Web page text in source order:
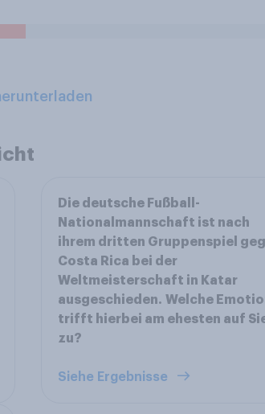
Die deutsche Fußball-
Nationalmannschaft ist nach
ihrem dritten Gruppenspiel
Costa Rica bei der
Weltmeisterschaft in Katar
ausgeschieden. Welche
trifft hierbei am ehesten auf
zu?
Siehe Ergebnisse